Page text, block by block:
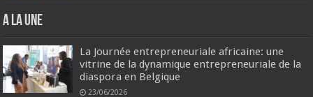
A la une
La Journée entrepreneuriale africaine: une
vitrine de la dynamique entrepreneuriale de la
diaspora en Belgique
23/06/2026